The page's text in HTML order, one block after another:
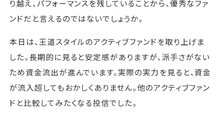
り越え、パフォーマンスを残していることから、優秀なファ
ンドだと言えるのではないでしょうか。
本日は、王道スタイルのアクティブファンドを取り上げま
した。長期的に見ると安定感がありますが、派手さがない
ため資金流出が進んでいます。実際の実力を見ると、資金
が流入超してもおかしくありません。他のアクティブファン
ドと比較してみたくなる投信でした。